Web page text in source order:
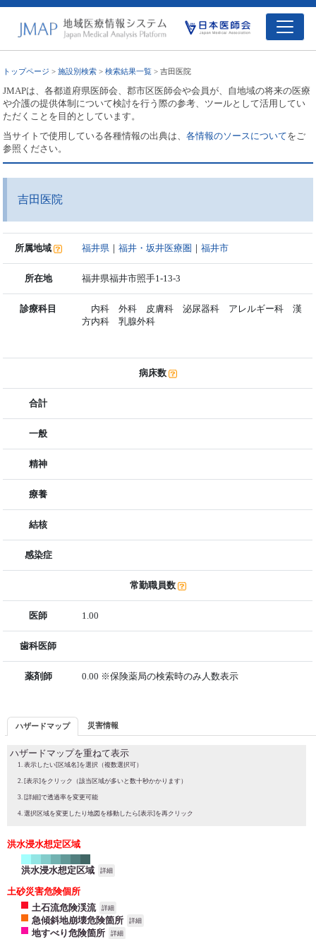
トップページ >施設別検索 >検索結果一覧 > 吉田医院
JMAPは、各都道府県医師会、郡市区医師会や会員が、自地域の将来の医療
や介護の提供体制について検討を行う際の参考、ツールとして活用してい
ただくことを目的としています。
当サイトで使用している各種情報の出典は、各情報のソースについてをご
参照ください。
吉田医院
所属地域 福井県 ｜福井・坂井医療圏 ｜福井市
所在地 福井県福井市照手1-13-3
診療科目
内科 外科 皮膚科 泌尿器科 アレルギー科 漢
方内科 乳腺外科
病床数
合計
一般
精神
療養
結核
感染症
常勤職員数
医師 1.00
歯科医師
薬剤師 0.00 ※保険薬局の検索時のみ人数表示
ハザードマップ 災害情報
ハザードマップを重ねて表示
表示したい[区域名]を選択（複数選択可）
[表示]をクリック（該当区域が多いと数十秒かかります）
[詳細]で透過率を変更可能
選択区域を変更したり地図を移動したら[表示]を再クリック
洪水浸水想定区域
洪水浸水想定区域 詳細
土砂災害危険個所
土石流危険渓流
詳細
急傾斜地崩壊危険箇所 詳細
地すべり危険箇所 詳細